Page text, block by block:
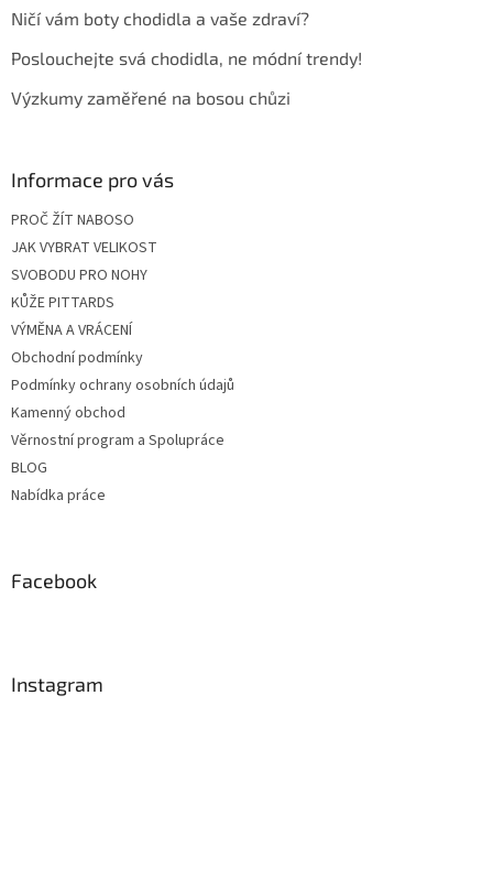
Ničí vám boty chodidla a vaše zdraví?
Poslouchejte svá chodidla, ne módní trendy!
Výzkumy zaměřené na bosou chůzi
Informace pro vás
PROČ ŽÍT NABOSO
JAK VYBRAT VELIKOST
SVOBODU PRO NOHY
KŮŽE PITTARDS
VÝMĚNA A VRÁCENÍ
Obchodní podmínky
Podmínky ochrany osobních údajů
Kamenný obchod
Věrnostní program a Spolupráce
BLOG
Nabídka práce
Facebook
Instagram